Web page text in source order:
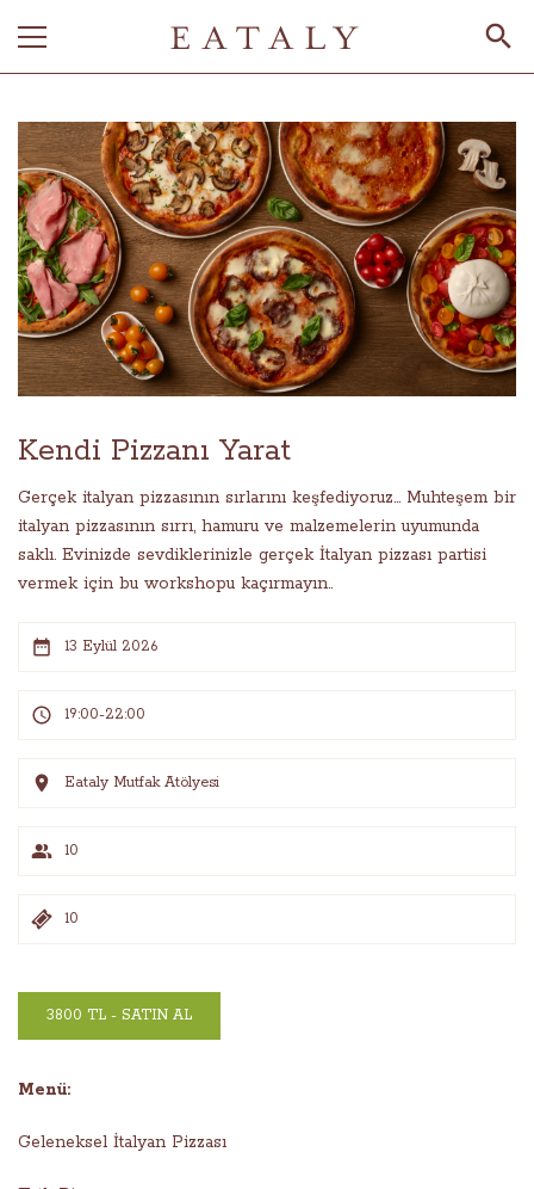
Kendi Pizzanı Yarat
Gerçek italyan pizzasının sırlarını keşfediyoruz... Muhteşem bir
italyan pizzasının sırrı, hamuru ve malzemelerin uyumunda
saklı. Evinizde sevdiklerinizle gerçek İtalyan pizzası partisi
vermek için bu workshopu kaçırmayın..
13 Eylül 2026
19:00-22:00
Eataly Mutfak Atölyesi
10
10
3800 TL - SATIN AL
Menü:
Geleneksel İtalyan Pizzası